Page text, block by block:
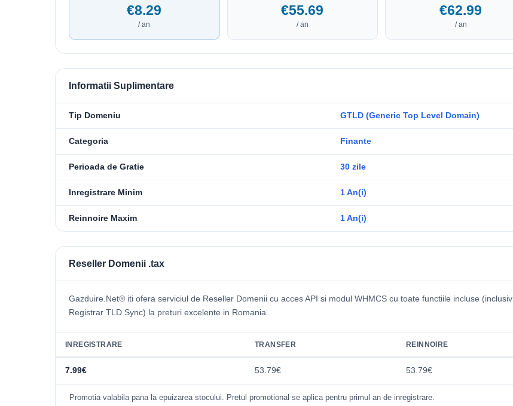
€8.29
/ an
€55.69
/ an
€62.99
/ an
Informatii Suplimentare
Tip Domeniu GTLD (Generic Top Level Domain)
Categoria Finante
Perioada de Gratie 30 zile
Inregistrare Minim 1 An(i)
Reinnoire Maxim 1 An(i)
Reseller Domenii .tax
Gazduire.Net® iti ofera serviciul de Reseller Domenii cu acces API si modul WHMCS cu toate functiile incluse (inclusiv
Registrar TLD Sync) la preturi excelente in Romania.
INREGISTRARE TRANSFER REINNOIRE
7.99€ 53.79€ 53.79€
Promotia valabila pana la epuizarea stocului. Pretul promotional se aplica pentru primul an de inregistrare.